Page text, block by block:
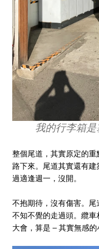
我的行李箱
整個尾道，其實原定的
路下來。尾道其實還有
過適逢週一，沒開。
不抱期待，沒有傷害。
不知不覺的走過頭。纜
大會，算是 – 其實無感的